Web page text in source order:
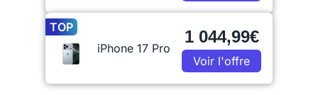
TOP
iPhone 17 Pro
1 044,99€
Voir l'offre